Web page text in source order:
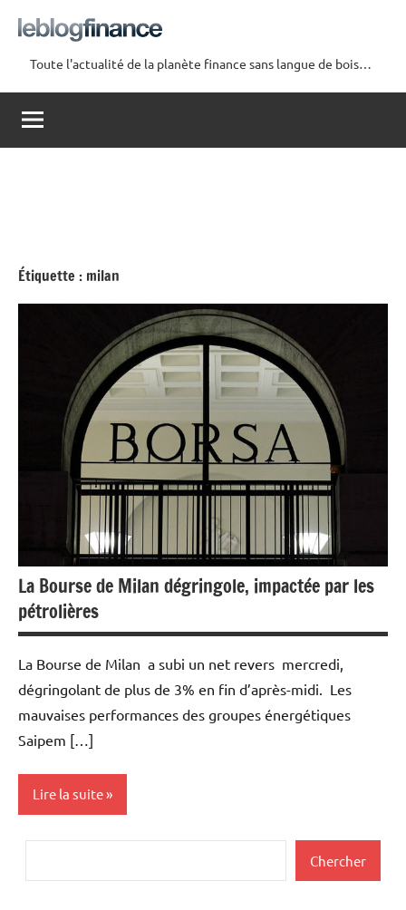
contenu
Le
Blog
Finance
Toute l'actualité de la planète finance sans langue de bois…
Étiquette : milan
La Bourse de Milan dégringole, impactée par les
pétrolières
La Bourse de Milan a subi un net revers mercredi,
dégringolant de plus de 3% en fin d’après-midi. Les
mauvaises performances des groupes énergétiques
Saipem […]
Lire la suite
Banques
Chercher